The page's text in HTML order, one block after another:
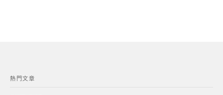
熱門文章